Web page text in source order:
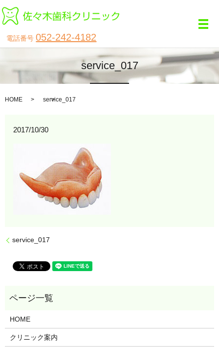
電話番号052-242-4182
メ
service_017
HOME service_017
2017/10/30
service_017
HOME
クリニック案内